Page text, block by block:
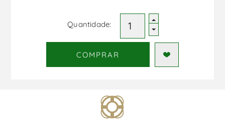
Quantidade:
COMPRAR